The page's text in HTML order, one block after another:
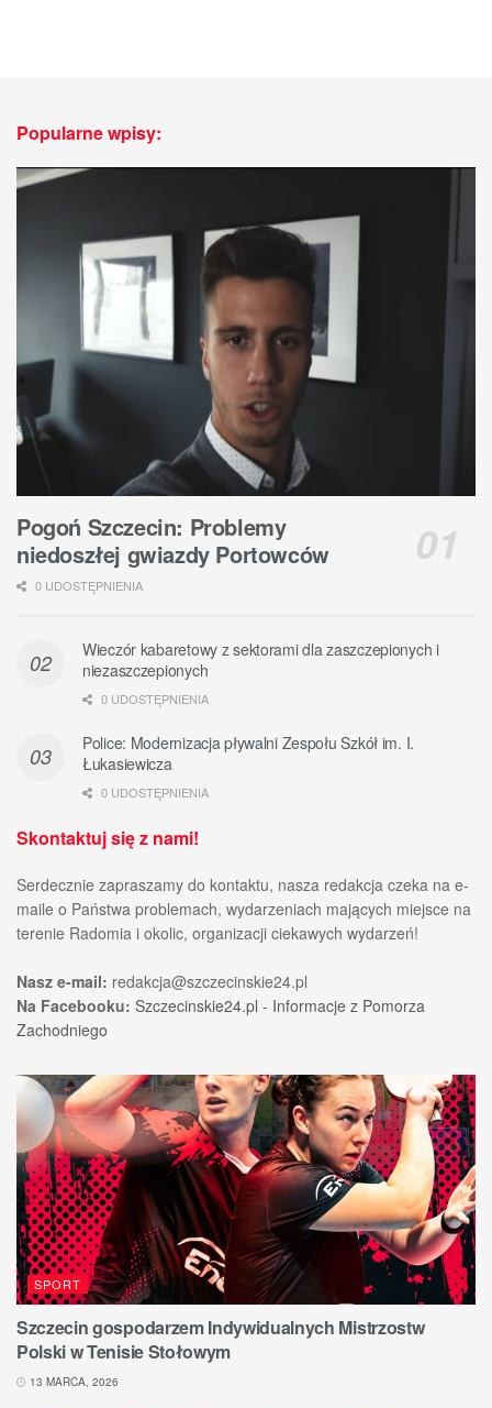
Popularne wpisy:
Pogoń Szczecin: Problemy
niedoszłej gwiazdy Portowców
0 UDOSTĘPNIENIA
Wieczór kabaretowy z sektorami dla zaszczepionych i
niezaszczepionych
0 UDOSTĘPNIENIA
Police: Modernizacja pływalni Zespołu Szkół im. I.
Łukasiewicza
0 UDOSTĘPNIENIA
Skontaktuj się z nami!
Serdecznie zapraszamy do kontaktu, nasza redakcja czeka na e-
maile o Państwa problemach, wydarzeniach mających miejsce na
terenie Radomia i okolic, organizacji ciekawych wydarzeń!
Nasz e-mail: redakcja@szczecinskie24.pl
Na Facebooku: Szczecinskie24.pl - Informacje z Pomorza
Zachodniego
SPORT
Szczecin gospodarzem Indywidualnych Mistrzostw
Polski w Tenisie Stołowym
13 MARCA, 2026